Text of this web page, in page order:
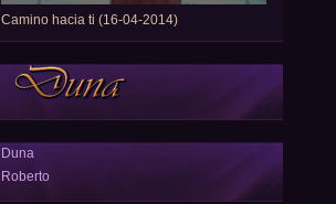
Camino hacia ti (16-04-2014)
Duna
Roberto